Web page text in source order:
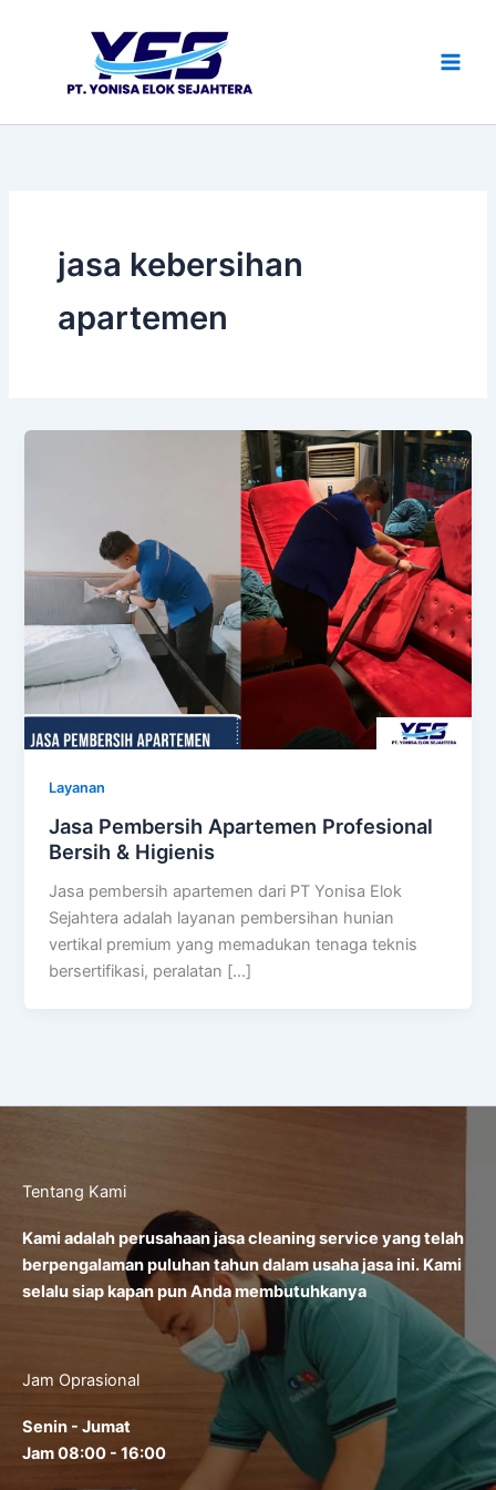
jasa kebersihan
apartemen
Layanan
Jasa Pembersih Apartemen Profesional
Bersih & Higienis
Jasa pembersih apartemen dari PT Yonisa Elok
Sejahtera adalah layanan pembersihan hunian
vertikal premium yang memadukan tenaga teknis
bersertifikasi, peralatan […]
Tentang Kami
Kami adalah perusahaan jasa cleaning service yang telah
berpengalaman puluhan tahun dalam usaha jasa ini. Kami
selalu siap kapan pun Anda membutuhkanya
Jam Oprasional
Senin - Jumat
Jam 08:00 - 16:00